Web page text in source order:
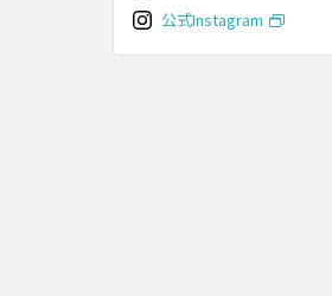
公式Instagram